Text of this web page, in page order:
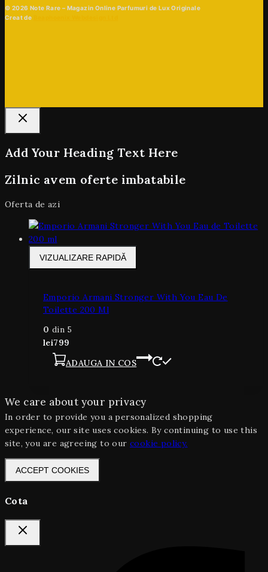
© 2026 Note Rare – Magazin Online Parfumuri de Lux Originale
Creat de
Add Your Heading Text Here
Zilnic avem oferte imbatabile
Oferta de azi
VIZUALIZARE RAPIDĂ
Emporio Armani Stronger With You Eau De
Toilette 200 Ml
0 din 5
lei799
ADAUGA IN COS
We care about your privacy
In order to provide you a personalized shopping
experience, our site uses cookies. By continuing to use this
site, you are agreeing to our cookie policy.
ACCEPT COOKIES
Cota